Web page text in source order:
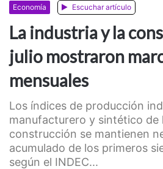
Economía Escuchar artículo
La industria y la
julio mostraron
mensuales
Los índices de producción
manufacturero y sintético de
construcción se mantienen
acumulado de los primeros
según el INDEC...